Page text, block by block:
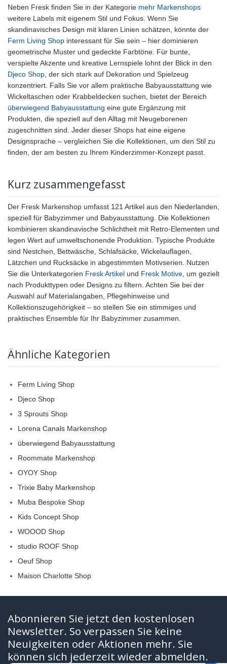
Neben Fresk finden Sie in der Kategorie mehr Markenshops
weitere Labels mit eigenem Stil und Fokus. Wenn Sie
skandinavisches Design mit klaren Linien schätzen, könnte der
Ferm Living Shop interessant für Sie sein – hier dominieren
geometrische Muster und gedeckte Farbtöne. Für bunte,
verspielte Akzente und kreative Lernspiele lohnt der Blick in den
Djeco Shop, der sich stark auf Dekoration und Spielzeug
konzentriert. Falls Sie vor allem praktische Babyausstattung wie
Wickeltaschen oder Krabbeldecken suchen, bietet der Bereich
überwiegend Babyausstattung eine gute Ergänzung mit
Produkten, die speziell auf den Alltag mit Neugeborenen
zugeschnitten sind. Jeder dieser Shops hat eine eigene
Designsprache – vergleichen Sie die Kollektionen, um den Stil zu
finden, der am besten zu Ihrem Kinderzimmer-Konzept passt.
Kurz zusammengefasst
Der Fresk Markenshop umfasst 121 Artikel aus den Niederlanden,
speziell für Babyzimmer und Babyausstattung. Die Kollektionen
kombinieren skandinavische Schlichtheit mit Retro-Elementen und
legen Wert auf umweltschonende Produktion. Typische Produkte
sind Nestchen, Bettwäsche, Schlafsäcke, Wickelauflagen,
Lätzchen und Rucksäcke in abgestimmten Motivserien. Nutzen
Sie die Unterkategorien Fresk Artikel und Fresk Motive, um gezielt
nach Produkttypen oder Designs zu filtern. Achten Sie bei der
Auswahl auf Materialangaben, Pflegehinweise und
Kollektionszugehörigkeit – so stellen Sie ein stimmiges und
praktisches Ensemble für Ihr Babyzimmer zusammen.
Ähnliche Kategorien
Ferm Living Shop
Djeco Shop
3 Sprouts Shop
Lorena Canals Markenshop
überwiegend Babyausstattung
Roommate Markenshop
OYOY Shop
Trixie Baby Markenshop
Muba Bespoke Shop
Kids Concept Shop
WOOOD Shop
studio ROOF Shop
Oeuf Shop
Maison Charlotte Shop
Abonnieren Sie jetzt den kostenlosen
Newsletter. So verpassen Sie keine
Neuigkeiten oder Aktionen mehr. Sie
können sich jederzeit wieder abmelden.